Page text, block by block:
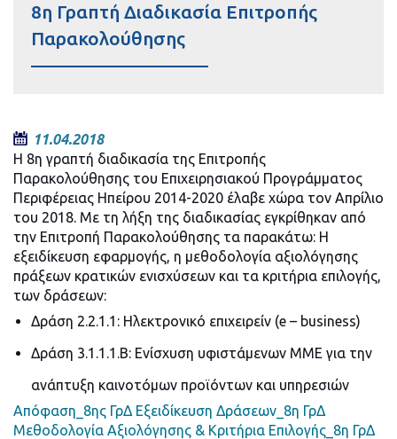
8η Γραπτή Διαδικασία Επιτροπής
Παρακολούθησης
11.04.2018
Η 8η γραπτή διαδικασία της Επιτροπής
Παρακολούθησης του Επιχειρησιακού Προγράμματος
Περιφέρειας Ηπείρου 2014-2020 έλαβε χώρα τον Απρίλιο
του 2018. Με τη λήξη της διαδικασίας εγκρίθηκαν από
την Επιτροπή Παρακολούθησης τα παρακάτω: Η
εξειδίκευση εφαρμογής, η μεθοδολογία αξιολόγησης
πράξεων κρατικών ενισχύσεων και τα κριτήρια επιλογής,
των δράσεων:
Δράση 2.2.1.1: Ηλεκτρονικό επιχειρείν (e – business)
Δράση 3.1.1.1.Β: Ενίσχυση υφιστάμενων ΜΜΕ για την
ανάπτυξη καινοτόμων προϊόντων και υπηρεσιών
Απόφαση_8ης ΓρΔ Εξειδίκευση Δράσεων_8η ΓρΔ
Μεθοδολογία Αξιολόγησης & Κριτήρια Επιλογής_8η ΓρΔ